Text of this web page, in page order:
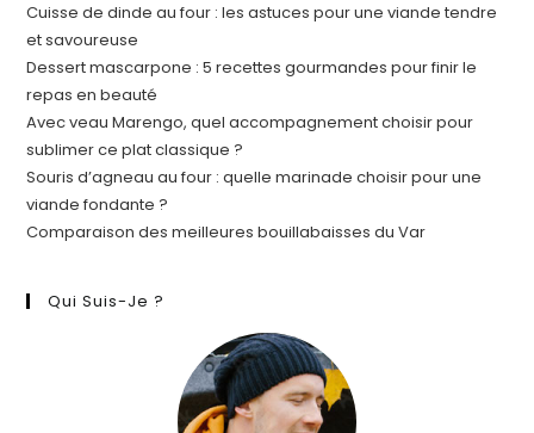
Cuisse de dinde au four : les astuces pour une viande tendre
et savoureuse
Dessert mascarpone : 5 recettes gourmandes pour finir le
repas en beauté
Avec veau Marengo, quel accompagnement choisir pour
sublimer ce plat classique ?
Souris d’agneau au four : quelle marinade choisir pour une
viande fondante ?
Comparaison des meilleures bouillabaisses du Var
Qui Suis-Je ?